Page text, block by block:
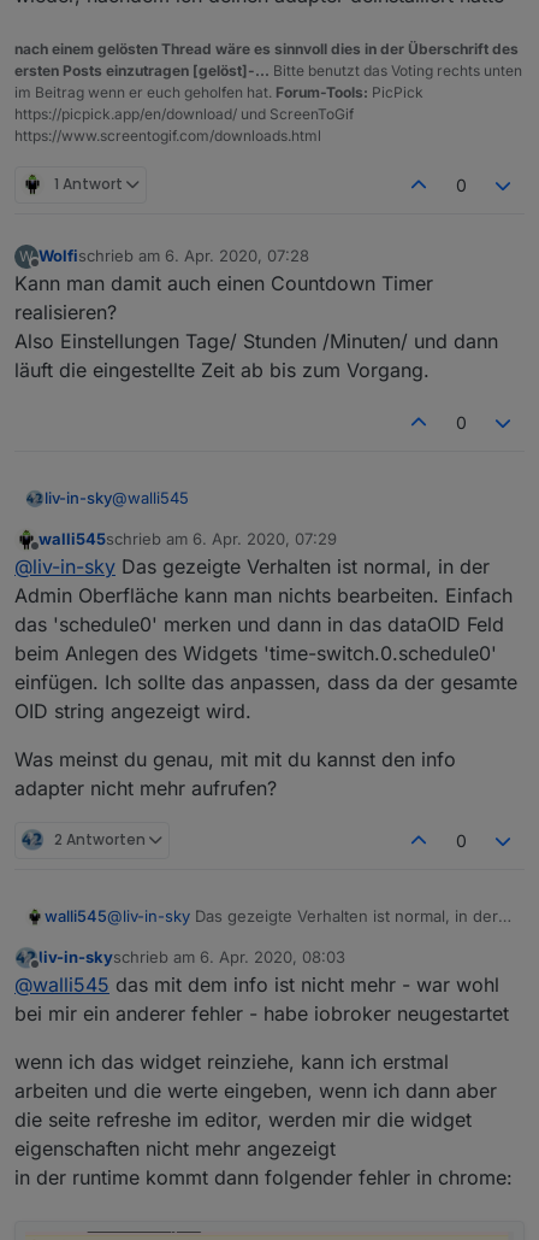
Erstellen von Schalt-Gruppen (z.B. alle Rollos im
Wohnzimmer)
darstellen.
nach einem gelösten Thread wäre es sinnvoll dies in der Überschrift des
ersten Posts einzutragen [gelöst]-... Bitte benutzt das Voting rechts unten
im Beitrag wenn er euch geholfen hat. Forum-Tools: PicPick
https://picpick.app/en/download/ und ScreenToGif
https://www.screentogif.com/downloads.html
1 Antwort 0
W Wolfischrieb am 6. Apr. 2020, 07:28
zuletzt editiert von
Kann man damit auch einen Countdown Timer
realisieren?
Also Einstellungen Tage/ Stunden /Minuten/ und dann
läuft die eingestellte Zeit ab bis zum Vorgang.
0
liv-in-sky@walli545
wollte dienen adapter testen - wenn ich ein neues
schedule hinzufüge, kann ich nichts auswählen oder
ändern ?
lt beschreibung: Keep the schedule OID of the newly
created schedule in mind, we will need that later.
was soll ich mir da merken ?
wenn ich deinen adapter installiert habe, kann ich
Offline
walli545schrieb am 6. Apr. 2020, 07:29
zuletzt editiert von
@liv-in-sky Das gezeigte Verhalten ist normal, in der
Admin Oberfläche kann man nichts bearbeiten. Einfach
das 'schedule0' merken und dann in das dataOID Feld
beim Anlegen des Widgets 'time-switch.0.schedule0'
einfügen. Ich sollte das anpassen, dass da der gesamte
OID string angezeigt wird.
Was meinst du genau, mit mit du kannst den info
adapter nicht mehr aufrufen?
2 Antworten 0
walli545@liv-in-sky Das gezeigte Verhalten ist normal, in der
Einfach das 'schedule0' merken und dann in das
dataOID Feld beim Anlegen des Widgets 'time-
switch.0.schedule0' einfügen. Ich sollte das
anpassen, dass da der gesamte OID string angezeigt
wird.
Was meinst du genau, mit mit du kannst den info
adapter nicht mehr aufrufen?
Offline
liv-in-skyschrieb am 6. Apr. 2020, 08:03
zuletzt editiert von
@walli545 das mit dem info ist nicht mehr - war wohl
bei mir ein anderer fehler - habe iobroker neugestartet
wenn ich das widget reinziehe, kann ich erstmal
arbeiten und die werte eingeben, wenn ich dann aber
die seite refreshe im editor, werden mir die widget
eigenschaften nicht mehr angezeigt
in der runtime kommt dann folgender fehler in chrome: